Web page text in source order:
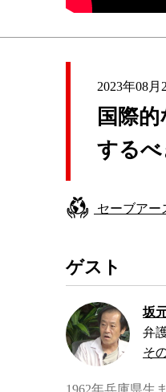
2023年08月
国際
する
セーブアー
ゲスト
坂
弁
そ
1962年兵庫県生